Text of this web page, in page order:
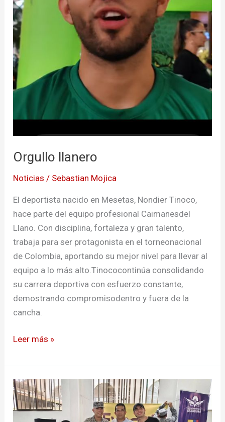
Orgullo llanero
Noticias / Sebastian Mojica
El deportista nacido en Mesetas, Nondier Tinoco,
hace parte del equipo profesional Caimanesdel
Llano. Con disciplina, fortaleza y gran talento,
trabaja para ser protagonista en el torneonacional
de Colombia, aportando su mejor nivel para llevar al
equipo a lo más alto.Tinococontinúa consolidando
su carrera deportiva con esfuerzo constante,
demostrando compromisodentro y fuera de la
cancha.
Leer más »
Empresa
de
motos